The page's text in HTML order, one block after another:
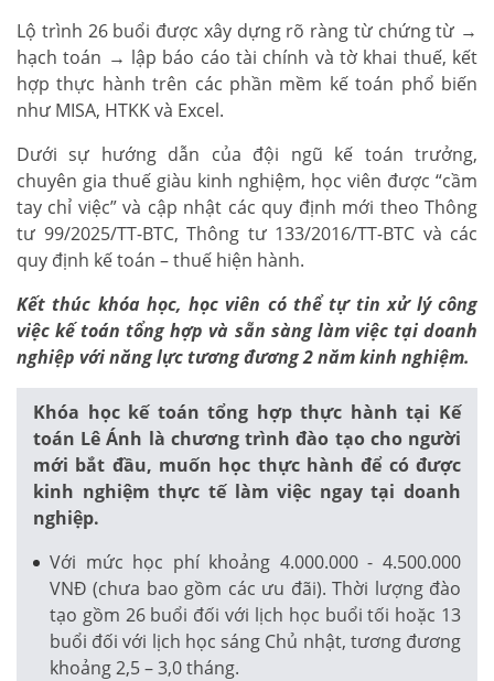
Lộ trình 26 buổi được xây dựng rõ ràng từ chứng từ →
hạch toán → lập báo cáo tài chính và tờ khai thuế, kết
hợp thực hành trên các phần mềm kế toán phổ biến
như MISA, HTKK và Excel.
Dưới sự hướng dẫn của đội ngũ kế toán trưởng,
chuyên gia thuế giàu kinh nghiệm, học viên được “cầm
tay chỉ việc” và cập nhật các quy định mới theo Thông
tư 99/2025/TT-BTC, Thông tư 133/2016/TT-BTC và các
quy định kế toán – thuế hiện hành.
Kết thúc khóa học, học viên có thể tự tin xử lý công
việc kế toán tổng hợp và sẵn sàng làm việc tại doanh
nghiệp với năng lực tương đương 2 năm kinh nghiệm.
Khóa học kế toán tổng hợp thực hành tại Kế
toán Lê Ánh là chương trình đào tạo cho người
mới bắt đầu, muốn học thực hành để có được
kinh nghiệm thực tế làm việc ngay tại doanh
nghiệp.
Với mức học phí khoảng 4.000.000 - 4.500.000
VNĐ (chưa bao gồm các ưu đãi). Thời lượng đào
tạo gồm 26 buổi đối với lịch học buổi tối hoặc 13
buổi đối với lịch học sáng Chủ nhật, tương đương
khoảng 2,5 – 3,0 tháng.